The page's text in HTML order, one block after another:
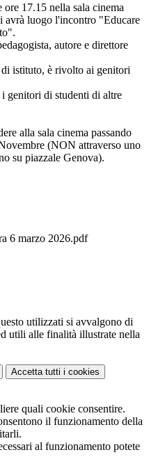
17.15 nella sala cinema
avrà luogo l'incontro "Educare
autore e direttore
istituto, è rivolto ai genitori
i genitori di studenti di altre
alla sala cinema passando
(NON attraverso uno
su piazzale Genova).
6 marzo 2026.pdf
utilizzati si avvalgono di
utili alle finalità illustrate nella
Accetta tutti i cookies
quali cookie consentire.
il funzionamento della
al funzionamento potete